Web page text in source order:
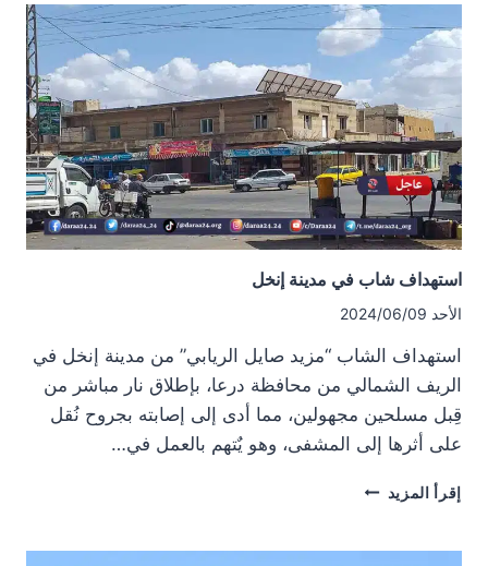
مدينة
إنخل
استهداف شاب في مدينة إنخل
الأحد 2024/06/09
استهداف الشاب “مزيد صايل الريابي” من مدينة إنخل في
الريف الشمالي من محافظة درعا، بإطلاق نار مباشر من
قِبل مسلحين مجهولين، مما أدى إلى إصابته بجروح نُقل
على أثرها إلى المشفى، وهو يٌتهم بالعمل في…
إقرأ المزيد استهداف
مدينة